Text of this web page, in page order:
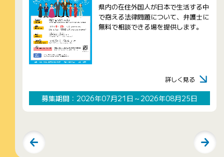
県内の在住外国人が日本で生活する中
で抱える法律問題について、弁護士に
無料で相談できる場を提供します。
詳しく見る
募集期間：2026年07月21日～2026年08月25日